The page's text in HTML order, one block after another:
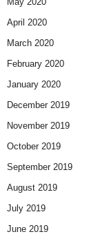
April 2020
March 2020
February 2020
January 2020
December 2019
November 2019
October 2019
September 2019
August 2019
July 2019
June 2019